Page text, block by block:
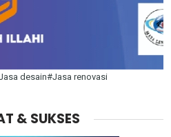
desain#Jasa renovasi
& SUKSES